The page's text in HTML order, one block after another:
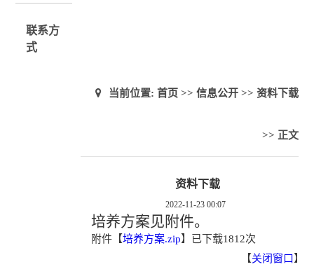
联系方
式
当前位置: 首页 >> 信息公开>> 资料下载
>> 正文
资料下载
2022-11-23 00:07
培养方案见附件。
附件【培养方案.zip】 已下载1812次
【关闭窗口 】